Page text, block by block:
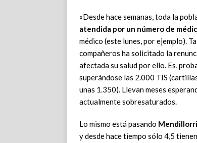
«Desde hace semanas, toda la
atendida por un número de
médico (este lunes, por ejemplo).
compañeros ha solicitado la
afectada su salud por ello. Es,
superándose las 2.000 TIS
unas 1.350). Llevan meses
actualmente sobresaturados.
Lo mismo está pasando Mendillorri
y desde hace tiempo sólo 4,5